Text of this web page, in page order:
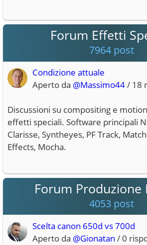
Forum Effetti
7964 post
Condizione attuale
Aperto da @Massimo44/ 18
Discussioni su compositing e
effetti speciali. Software principali
Clarisse, Syntheyes, PF Track,
Effects, Mocha.
Forum Produzione
4053 post
Scelta canon 650d vs 700d
Aperto da @Gionatan / 0